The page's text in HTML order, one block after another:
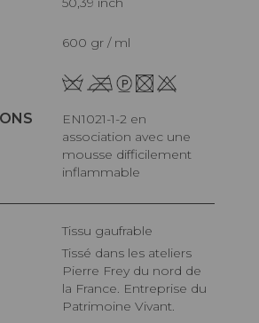
600 gr / ml
EN1021-1-2 en
association avec une
mousse difficilement
inflammable
Tissu gaufrable
Tissé dans les ateliers
Pierre Frey du nord de
la France. Entreprise du
Patrimoine Vivant.